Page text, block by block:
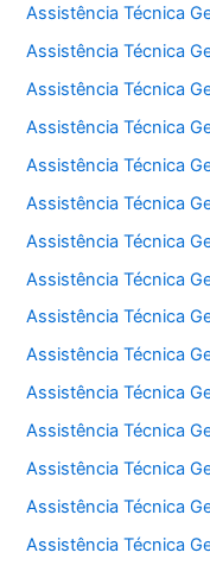
Assistência Técnica
Assistência Técnica
Assistência Técnica
Assistência Técnica
Assistência Técnica
Assistência Técnica
Assistência Técnica
Assistência Técnica
Assistência Técnica
Assistência Técnica
Assistência Técnica
Assistência Técnica
Assistência Técnica
Assistência Técnica
Assistência Técnica